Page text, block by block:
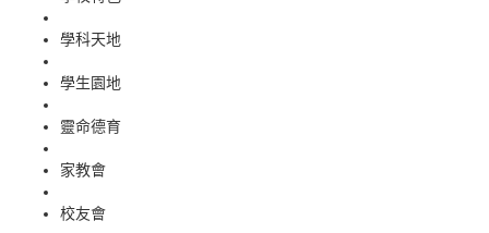
學科天地
學生園地
靈命德育
家教會
校友會